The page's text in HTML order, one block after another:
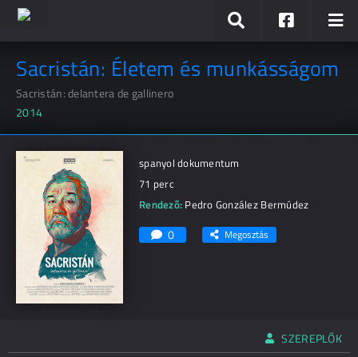
Sacristán: Életem és munkásságom
Sacristán: delantera de gallinero
2014
spanyol dokumentum
71 perc
Rendező: Pedro González Bermúdez
0 Megosztás
SZEREPLŐK